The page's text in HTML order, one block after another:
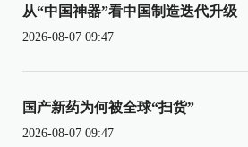
从“中国神器”看中国制造迭代升级
2026-08-07 09:47
国产新药为何被全球“扫货”
2026-08-07 09:47